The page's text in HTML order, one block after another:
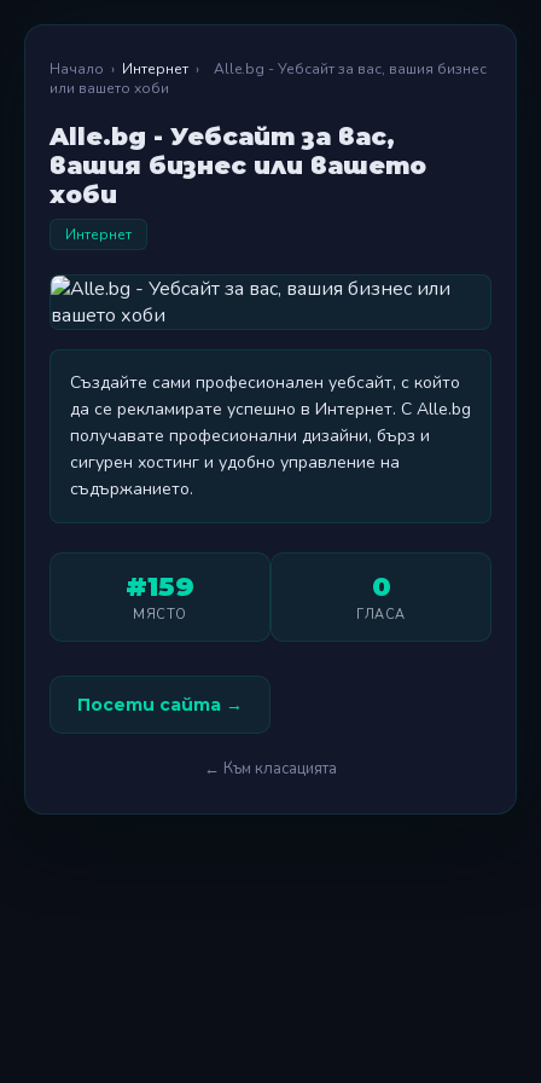
Начало › Интернет ›
Alle.bg - Уебсайт за вас, вашия бизнес
или вашето хоби
Alle.bg - Уебсайт за вас,
вашия бизнес или вашето
хоби
Интернет
Създайте сами професионален уебсайт, с който
да се рекламирате успешно в Интернет. С Alle.bg
получавате професионални дизайни, бърз и
сигурен хостинг и удобно управление на
съдържанието.
#159
МЯСТО
0
ГЛАСА
Посети сайта →
← Към класацията